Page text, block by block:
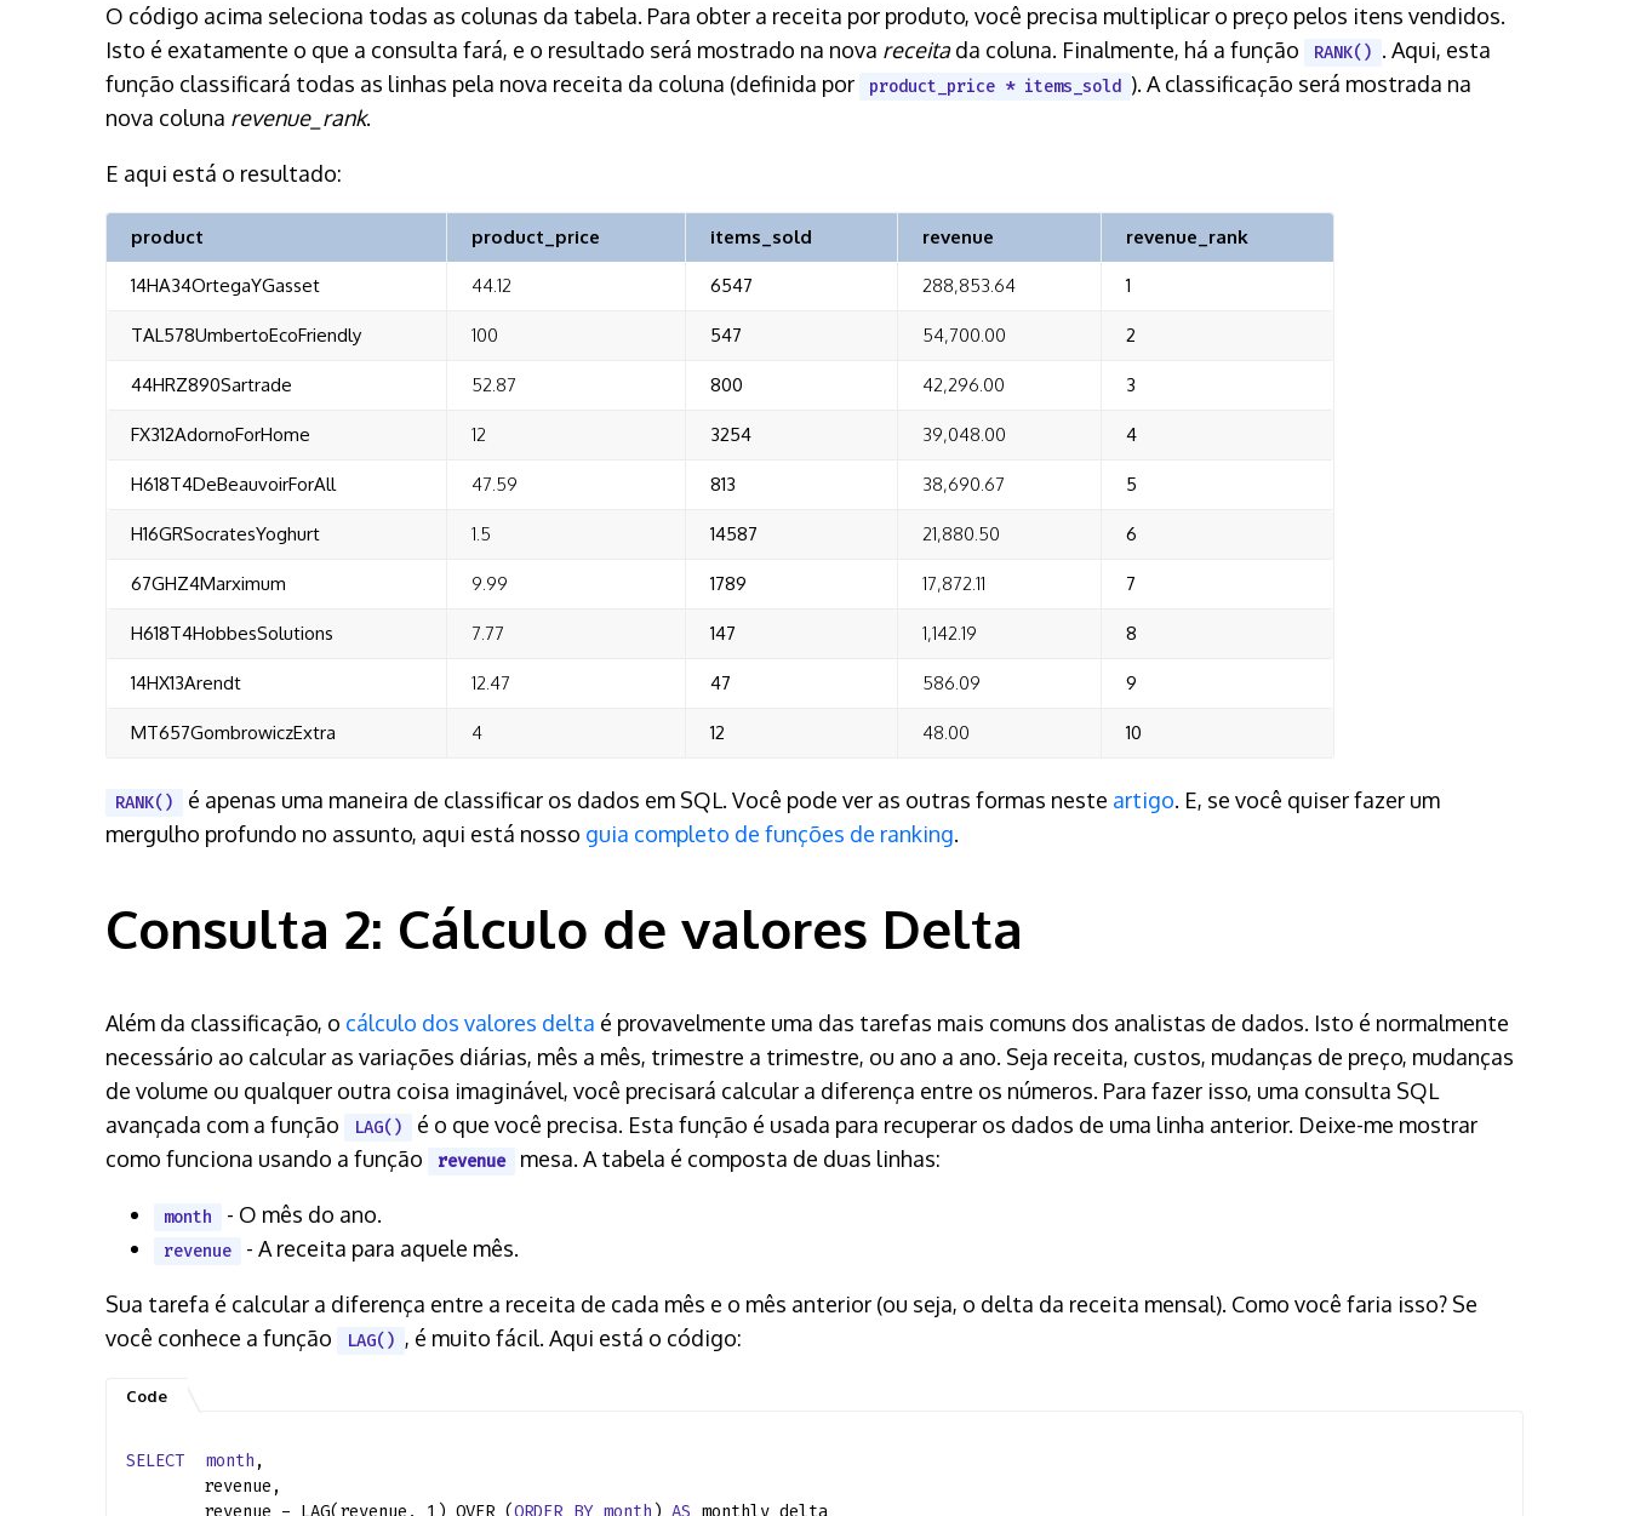
O código acima seleciona todas as colunas da tabela. Para obter a receita por produto, você precisa multiplicar o preço pelos itens vendidos.
Isto é exatamente o que a consulta fará, e o resultado será mostrado na nova receitada coluna. Finalmente, há a função RANK() . Aqui, esta
função classificará todas as linhas pela nova receita da coluna (definida por
product_price * items_sold ). A classificação será mostrada na
nova coluna revenue_rank.
E aqui está o resultado:
product product_price items_sold revenue revenue_rank
14HA34OrtegaYGasset 44.12 6547 288,853.64 1
TAL578UmbertoEcoFriendly 100 547 54,700.00 2
44HRZ890Sartrade 52.87 800 42,296.00 3
FX312AdornoForHome 12 3254 39,048.00 4
H618T4DeBeauvoirForAll 47.59 813 38,690.67 5
H16GRSocratesYoghurt 1.5 14587 21,880.50 6
67GHZ4Marximum 9.99 1789 17,872.11 7
H618T4HobbesSolutions 7.77 147 1,142.19 8
14HX13Arendt 12.47 47 586.09 9
MT657GombrowiczExtra 4 12 48.00 10
RANK() é apenas uma maneira de classificar os dados em SQL. Você pode ver as outras formas neste artigo. E, se você quiser fazer um
mergulho profundo no assunto, aqui está nosso guia completo de funções de ranking.
Consulta 2: Cálculo de valores Delta
Além da classificação, o cálculo dos valores delta é provavelmente uma das tarefas mais comuns dos analistas de dados. Isto é normalmente
necessário ao calcular as variações diárias, mês a mês, trimestre a trimestre, ou ano a ano. Seja receita, custos, mudanças de preço, mudanças
de volume ou qualquer outra coisa imaginável, você precisará calcular a diferença entre os números. Para fazer isso, uma consulta SQL
avançada com a função
LAG()
é o que você precisa. Esta função é usada para recuperar os dados de uma linha anterior. Deixe-me mostrar
como funciona usando a função
revenue mesa. A tabela é composta de duas linhas:
month - O mês do ano.
revenue - A receita para aquele mês.
Sua tarefa é calcular a diferença entre a receita de cada mês e o mês anterior (ou seja, o delta da receita mensal). Como você faria isso? Se
você conhece a função
LAG() , é muito fácil. Aqui está o código:
SELECT month ,
revenue,
revenue - LAG(revenue, 1) OVER (ORDER BY month ) AS monthly_delta